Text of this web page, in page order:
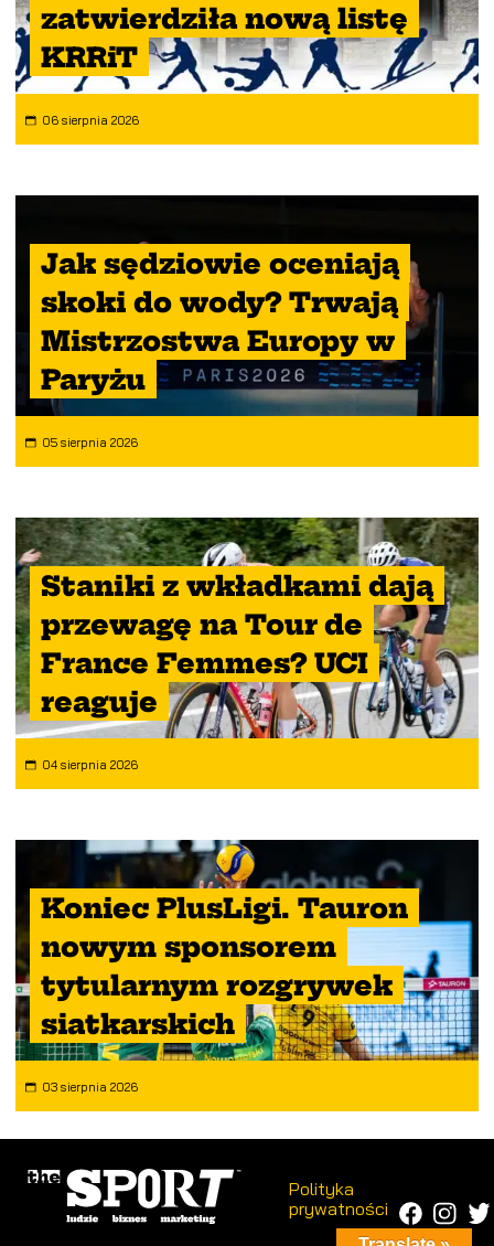
zatwierdziła nową listę
KRRiT
06 sierpnia 2026
Jak sędziowie oceniają
skoki do wody? Trwają
Mistrzostwa Europy w
Paryżu
05 sierpnia 2026
Staniki z wkładkami dają
przewagę na Tour de
France Femmes? UCI
reaguje
04 sierpnia 2026
Koniec PlusLigi. Tauron
nowym sponsorem
tytularnym rozgrywek
siatkarskich
03 sierpnia 2026
Polityka
prywatności